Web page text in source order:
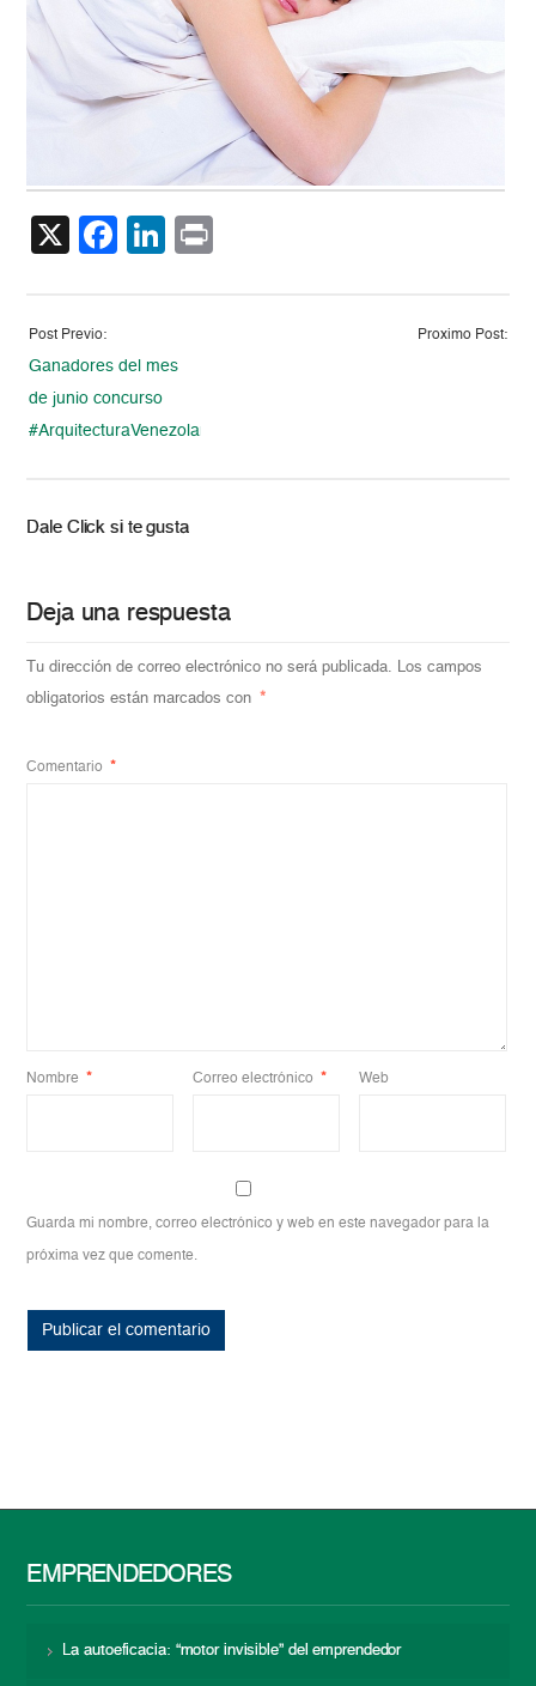
X Facebook
LinkedIn
Post Previo:
Ganadores del mes
de junio concurso
#ArquitecturaVenezolana2015
Proximo Post:
Dale Click si te gusta
Deja una respuesta
Tu dirección de correo electrónico no será publicada. Los campos
obligatorios están marcados con *
Comentario *
Nombre * Correo electrónico * Web
Guarda mi nombre, correo electrónico y web en este navegador para la
próxima vez que comente.
EMPRENDEDORES
La autoeficacia: “motor invisible” del emprendedor